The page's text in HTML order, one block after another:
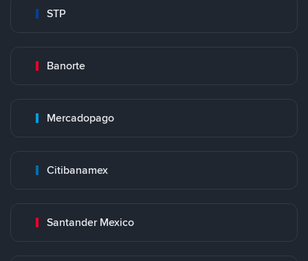
STP
Banorte
Mercadopago
Citibanamex
Santander Mexico